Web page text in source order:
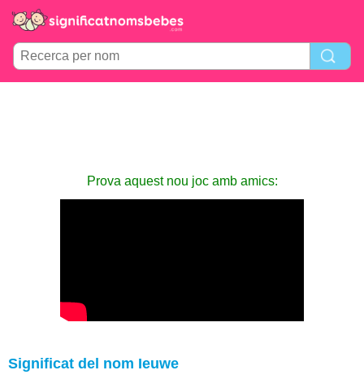
Prova aquest nou joc amb amics:
Significat del nom Ieuwe